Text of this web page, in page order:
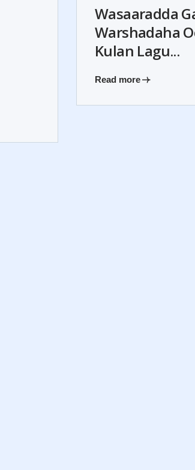
Wasaaradda
Warshadaha
Kulan Lagu...
Read more